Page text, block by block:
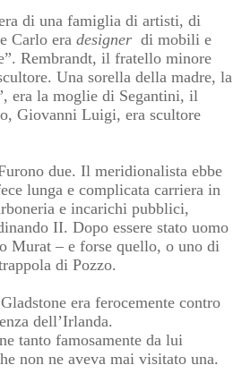
di una famiglia di artisti, di
Carlo era designer di mobili e
Rembrandt, il fratello minore
Una sorella della madre, la
era la moglie di Segantini, il
Giovanni Luigi, era scultore
due. Il meridionalista ebbe
lunga e complicata carriera in
e incarichi pubblici,
II. Dopo essere stato uomo
Murat – e forse quello, o uno di
di Pozzo.
era ferocemente contro
dell’Irlanda.
tanto famosamente da lui
non ne aveva mai visitato una.